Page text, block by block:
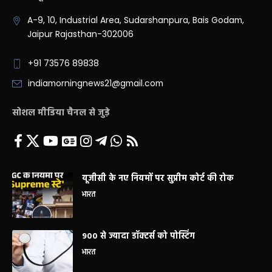
A-9, 10, Industrial Area, Sudarshanpura, Bais Godam,
Jaipur Rajasthan-302006
+91 73576 89838
indiamorningnews21@gmail.com
सोशल मीडिया चैनल से जुड़े
यूजीसी के नए नियमों पर सुप्रीम कोर्ट की रोक
भारत
900 से ज्यादा डॉक्टर्स को पोस्टिंग
भारत